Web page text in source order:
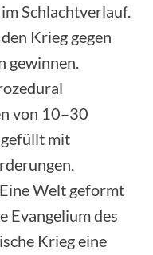
Schlachtverlauf.
Krieg gegen
gewinnen.
von 10–30
mit
Eine Welt geformt
Evangelium des
Krieg eine